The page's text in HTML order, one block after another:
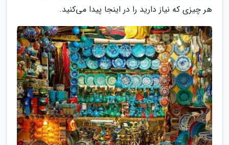
هر چیزی که نیاز دارید را در اینجا پیدا می‌کنید.